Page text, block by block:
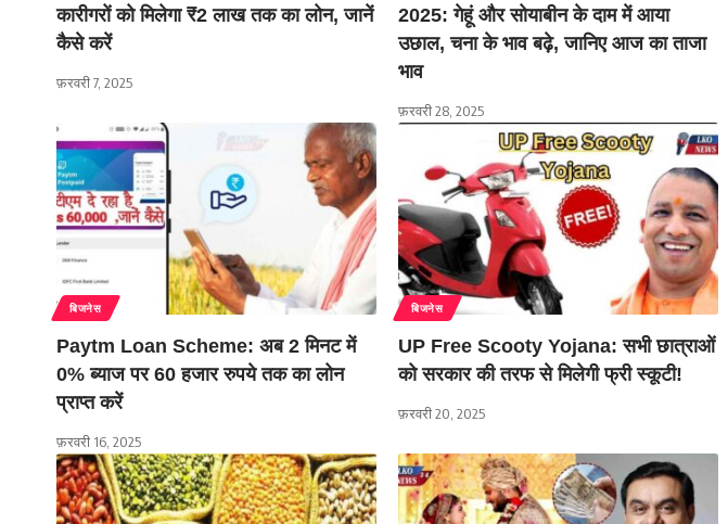
कारीगरों को मिलेगा ₹2 लाख तक का लोन, जानें
कैसे करें
फ़रवरी 7, 2025
2025: गेहूं और सोयाबीन के दाम में आया
उछाल, चना के भाव बढ़े, जानिए आज का ताजा
भाव
फ़रवरी 28, 2025
बिजनेस
Paytm Loan Scheme: अब 2 मिनट में
0% ब्याज पर 60 हजार रुपये तक का लोन
प्राप्त करें
फ़रवरी 16, 2025
बिजनेस
UP Free Scooty Yojana: सभी छात्राओं
को सरकार की तरफ से मिलेगी फ्री स्कूटी!
फ़रवरी 20, 2025